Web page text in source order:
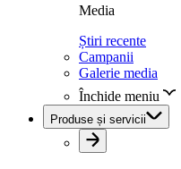
Media
Știri recente
Campanii
Galerie media
Închide meniu
Produse și servicii